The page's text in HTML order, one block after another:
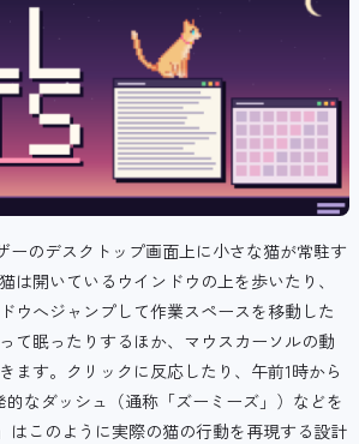
ーのデスクトップ画面上に小さな猫が常駐す
は開いているウインドウの上を歩いたり、
ウへジャンプして作業スペースを移動した
て眠ったりするほか、マウスカーソルの動
ます。クリックに反応したり、午前1時から
なダッシュ（通称「ズーミーズ」）などを
はこのように実際の猫の行動を再現する設計